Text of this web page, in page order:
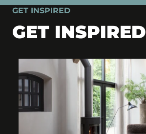
GET INSPIRED
GET INSPIRED